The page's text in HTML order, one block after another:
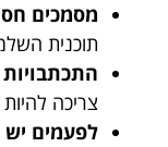
מסמכים
תוכנית
התכתבויות
צריכה
לפעמים